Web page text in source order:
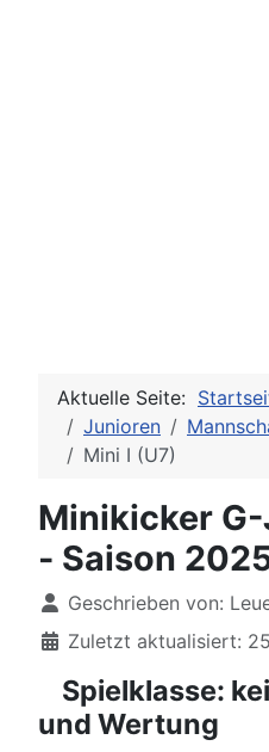
Aktuelle Seite:
Junioren
Mini I (U7)
Minikicker
- Saison
DetailsGeschrieben von:
Zuletzt aktualisiert:
Spielklasse:
und Wertung